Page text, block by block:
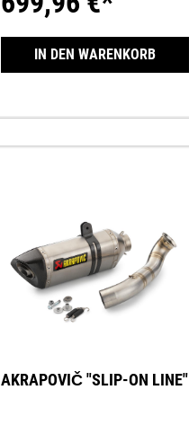
IN DEN WARENKORB
AKRAPOVIČ "SLIP-ON LINE"